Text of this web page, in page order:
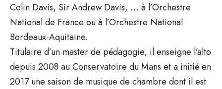
Colin Davis, Sir Andrew Davis, … à l’Orchestre
National de France ou à l’Orchestre National
Bordeaux-Aquitaine.
Titulaire d’un master de pédagogie, il enseigne l’alto
depuis 2008 au Conservatoire du Mans et a initié en
2017 une saison de musique de chambre dont il est